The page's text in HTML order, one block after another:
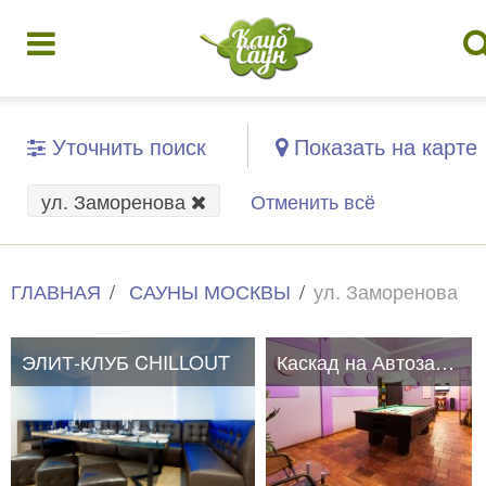
Уточнить поиск Показать на карте
ул. Заморенова Отменить всё
ГЛАВНАЯ САУНЫ МОСКВЫ ул. Заморенова
ЭЛИТ-КЛУБ CHILLOUT Каскад на Автозаводской